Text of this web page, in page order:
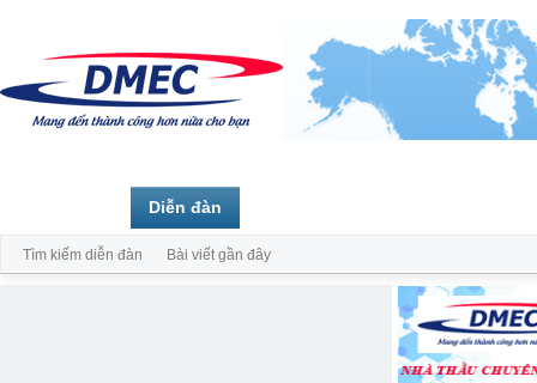
Diễn đàn
Tìm kiếm diễn đàn Bài viết gần đây